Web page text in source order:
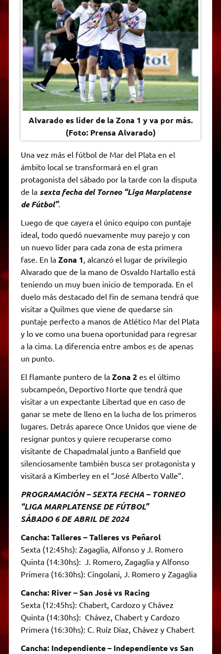
A
p
p
r
a
m
e
r
o
o
k
n
g
e
r
i
n
k
F
r
i
e
n
d
l
y
Alvarado es líder de la Zona 1 y va por más.
(Foto: Prensa Alvarado)
Una vez más el fútbol de Mar del Plata en el
ámbito local se transformará en el gran
protagonista del sábado por la tarde con la disputa
de la sexta fecha del Torneo “Liga Marplatense
de Fútbol”.
Luego de que cayera el único equipo con puntaje
ideal, todo quedó nuevamente muy parejo y con
un nuevo líder para cada zona de esta primera
fase. En laZona 1 , alcanzó el lugar de privilegio
Alvarado que de la mano de Osvaldo Nartallo está
teniendo un muy buen inicio de temporada. En el
duelo más destacado del fin de semana tendrá que
visitar a Quilmes que viene de quedarse sin
puntaje perfecto a manos de Atlético Mar del Plata
y lo ve como una buena oportunidad para regresar
a la cima. La diferencia entre ambos es de apenas
un punto.
El flamante puntero de la Zona 2 es el último
subcampeón, Deportivo Norte que tendrá que
visitar a un expectante Libertad que en caso de
ganar se mete de lleno en la lucha de los primeros
lugares. Detrás aparece Once Unidos que viene de
resignar puntos y quiere recuperarse como
visitante de Chapadmalal junto a Banfield que
silenciosamente también busca ser protagonista y
visitará a Kimberley en el “José Alberto Valle”.
PROGRAMACIÓN – SEXTA FECHA – TORNEO
“LIGA MARPLATENSE DE FÚTBOL”
SÁBADO 6 DE ABRIL DE 2024
Cancha: Talleres – Talleres vs Peñarol
Sexta (12:45hs): Zagaglia, Alfonso y J. Romero
Quinta (14:30hs): J. Romero, Zagaglia y Alfonso
Primera (16:30hs): Cingolani, J. Romero y Zagaglia
Cancha: River – San José vs Racing
Sexta (12:45hs): Chabert, Cardozo y Chávez
Quinta (14:30hs): Chávez, Chabert y Cardozo
Primera (16:30hs): C. Ruíz Díaz, Chávez y Chabert
Cancha: Independiente – Independiente vs San